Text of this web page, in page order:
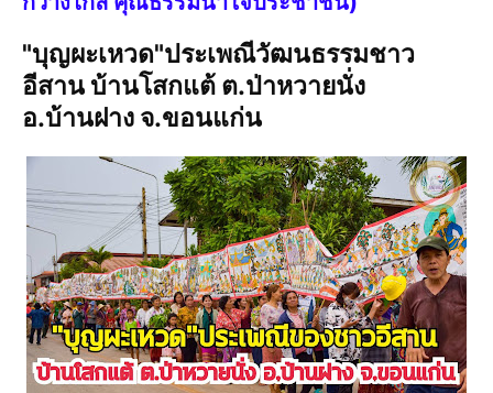
"บุญผะเหวด"ประเพณีวัฒนธรรมชาว
อีสาน บ้านโสกแต้ ต.ป่าหวายนั่ง
อ.บ้านฝาง จ.ขอนแก่น